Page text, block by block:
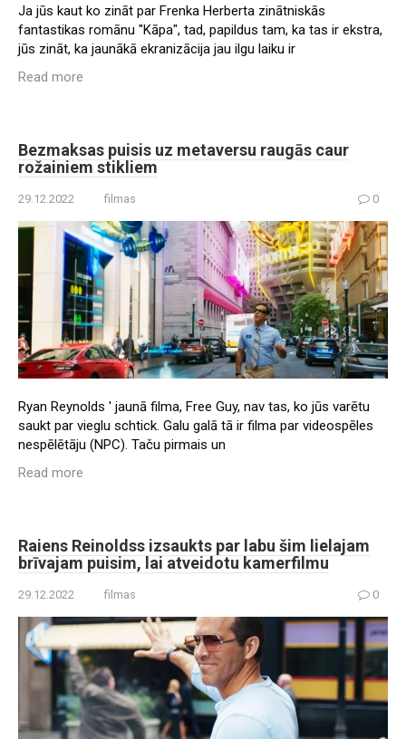
Ja jūs kaut ko zināt par Frenka Herberta zinātniskās
fantastikas romānu "Kāpa", tad, papildus tam, ka tas ir ekstra,
jūs zināt, ka jaunākā ekranizācija jau ilgu laiku ir
Read more
Bezmaksas puisis uz metaversu raugās caur
rožainiem stikliem
29.12.2022 filmas 0
Ryan Reynolds ' jaunā filma, Free Guy, nav tas, ko jūs varētu
saukt par vieglu schtick. Galu galā tā ir filma par videospēles
nespēlētāju (NPC). Taču pirmais un
Read more
Raiens Reinoldss izsaukts par labu šim lielajam
brīvajam puisim, lai atveidotu kamerfilmu
29.12.2022 filmas 0